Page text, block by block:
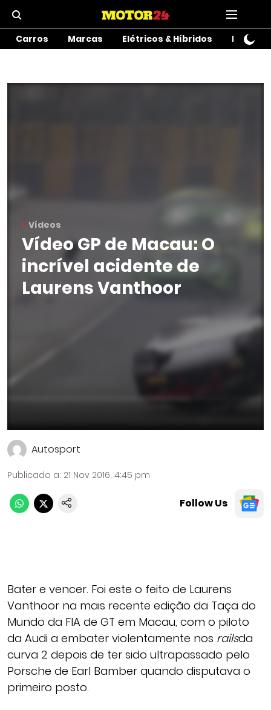
Carros Marcas Elétricos & Híbridos Motos
Vídeos
Vídeo GP de Macau: O
incrível acidente de
Laurens Vanthoor
Autosport
Publicado a: 21 Nov 2016, 4:45 pm
Follow Us
Bater e vencer. Foi este o feito de Laurens
Vanthoor na mais recente edição da Taça do
Mundo da FIA de GT em Macau, com o piloto
da Audi a embater violentamente nos railsda
curva 2 depois de ter sido ultrapassado pelo
Porsche de Earl Bamber quando disputava o
primeiro posto.